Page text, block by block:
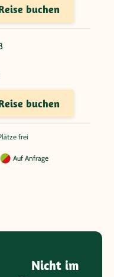
buchen
buchen
frei
Auf Anfrage
Nicht im